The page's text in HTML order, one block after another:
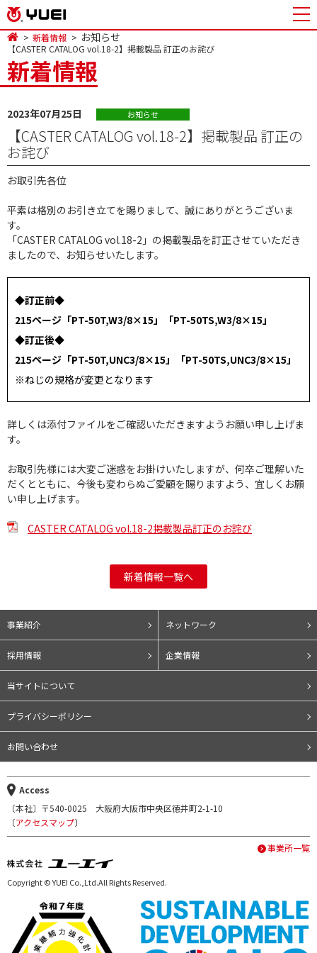
新着情報 お知らせ
【CASTER CATALOG vol.18-2】掲載製品 訂正のお詫び
新着情報
2023年07月25日 お知らせ
【CASTER CATALOG vol.18-2】掲載製品 訂正の
お詫び
お取引先各位
平素は格別のお引き立てを賜りまして、誠にありがとうございま
す。
「CASTER CATALOG vol.18-2」の掲載製品を訂正させていただき
ましたので、お知らせいたします。
◆訂正前◆
215ページ「PT-50T,W3/8×15」「PT-50TS,W3/8×15」
◆訂正後◆
215ページ「PT-50T,UNC3/8×15」「PT-50TS,UNC3/8×15」
※ねじの規格が変更となります
詳しくは添付ファイルをご確認いただきますようお願い申し上げま
す。
お取引先様には大変ご迷惑をお掛けいたしますが、何卒ご理解いた
だくとともに、今後も変わらぬご愛顧を賜りますよう、宜しくお願
い申し上げます。
CASTER CATALOG vol.18-2掲載製品訂正のお詫び
新着情報一覧へ
事業紹介 ネットワーク
採用情報 企業情報
当サイトについて
プライバシーポリシー
お問い合わせ
Access
〔本社〕〒540-0025 大阪府大阪市中央区徳井町2-1-10
〔アクセスマップ〕
事業所一覧
Copyright © YUEI Co.,Ltd.All Rights Reserved.